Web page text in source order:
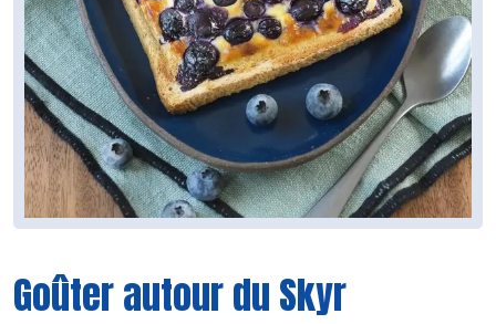
Goûter autour du Skyr